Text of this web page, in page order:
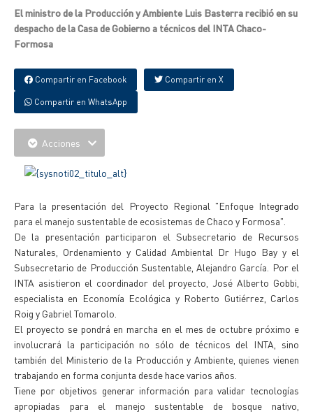
El ministro de la Producción y Ambiente Luis Basterra recibió en su
despacho de la Casa de Gobierno a técnicos del INTA Chaco-
Formosa
Compartir en Facebook Compartir en X
Compartir en WhatsApp
Acciones
Para la presentación del Proyecto Regional "Enfoque Integrado
para el manejo sustentable de ecosistemas de Chaco y Formosa".
De la presentación participaron el Subsecretario de Recursos
Naturales, Ordenamiento y Calidad Ambiental Dr Hugo Bay y el
Subsecretario de Producción Sustentable, Alejandro García. Por el
INTA asistieron el coordinador del proyecto, José Alberto Gobbi,
especialista en Economía Ecológica y Roberto Gutiérrez, Carlos
Roig y Gabriel Tomarolo.
El proyecto se pondrá en marcha en el mes de octubre próximo e
involucrará la participación no sólo de técnicos del INTA, sino
también del Ministerio de la Producción y Ambiente, quienes vienen
trabajando en forma conjunta desde hace varios años.
Tiene por objetivos generar información para validar tecnologías
apropiadas para el manejo sustentable de bosque nativo,